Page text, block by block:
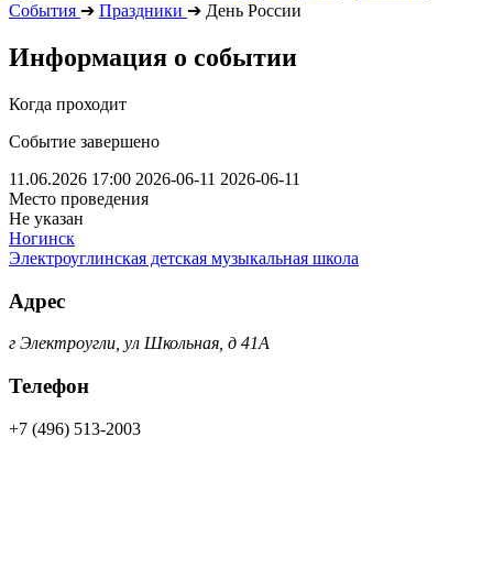
События ➔ Праздники ➔ День России
Информация о событии
Когда проходит
Событие завершено
11.06.2026 17:00 2026-06-11 2026-06-11
Место проведения
Не указан
Ногинск
Электроуглинская детская музыкальная школа
Адрес
г Электроугли, ул Школьная, д 41А
Телефон
+7 (496) 513-2003